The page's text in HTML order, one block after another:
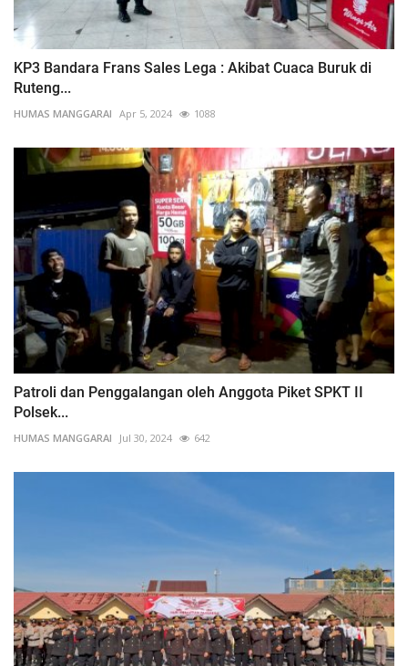
KP3 Bandara Frans Sales Lega : Akibat Cuaca Buruk di
Ruteng...
HUMAS MANGGARAI Apr 5, 2024 1088
Patroli dan Penggalangan oleh Anggota Piket SPKT II
Polsek...
HUMAS MANGGARAI Jul 30, 2024 642